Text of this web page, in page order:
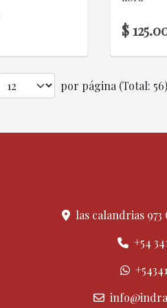
$
por página (Total: 56)
las calandrias
+54